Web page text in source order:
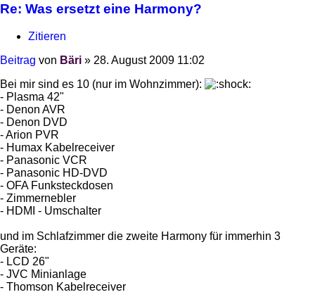
Re: Was ersetzt eine Harmony?
Zitieren
Beitrag von Bäri » 28. August 2009 11:02
Bei mir sind es 10 (nur im Wohnzimmer):
- Plasma 42"
- Denon AVR
- Denon DVD
- Arion PVR
- Humax Kabelreceiver
- Panasonic VCR
- Panasonic HD-DVD
- OFA Funksteckdosen
- Zimmernebler
- HDMI - Umschalter
und im Schlafzimmer die zweite Harmony für immerhin 3
Geräte:
- LCD 26"
- JVC Minianlage
- Thomson Kabelreceiver